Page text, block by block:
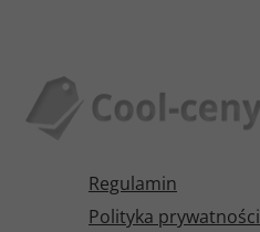
Regulamin
Polityka prywatności